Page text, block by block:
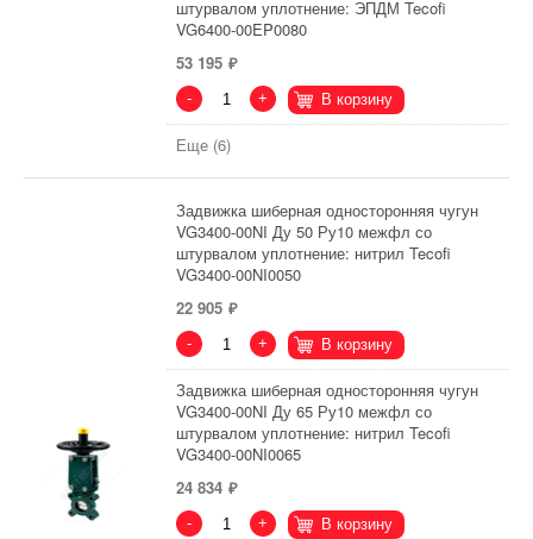
штурвалом уплотнение: ЭПДМ Tecofi
VG6400-00EP0080
53 195
- + В корзину
Еще (6)
Задвижка шиберная односторонняя чугун
VG3400-00NI Ду 50 Ру10 межфл со
штурвалом уплотнение: нитрил Tecofi
VG3400-00NI0050
22 905
- + В корзину
Задвижка шиберная односторонняя чугун
VG3400-00NI Ду 65 Ру10 межфл со
штурвалом уплотнение: нитрил Tecofi
VG3400-00NI0065
24 834
- + В корзину